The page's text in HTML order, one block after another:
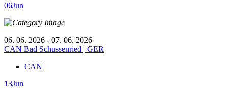
06Jun
06. 06. 2026 - 07. 06. 2026
CAN Bad Schussenried | GER
CAN
13Jun